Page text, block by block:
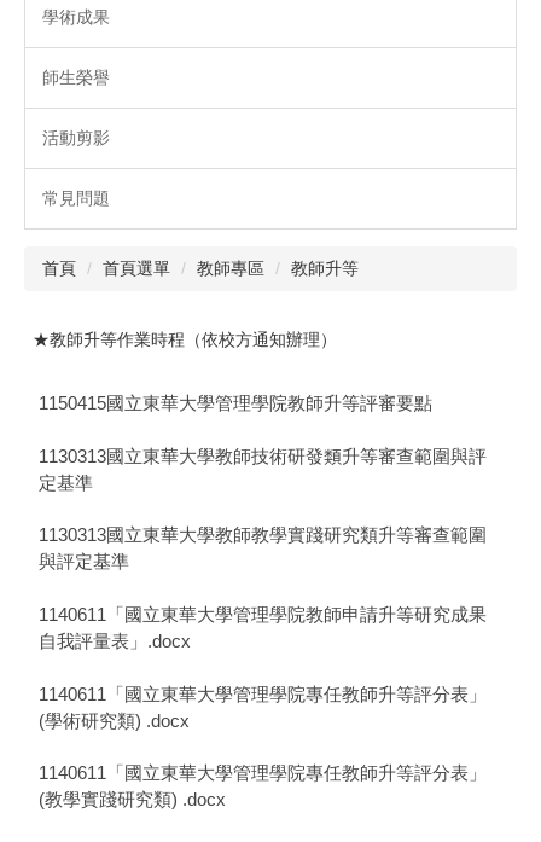
學術成果
師生榮譽
活動剪影
常見問題
首頁 首頁選單 教師專區 教師升等
★教師升等作業時程（依校方通知辦理）
1150415國立東華大學管理學院教師升等評審要點
1130313國立東華大學教師技術研發類升等審查範圍與評
定基準
1130313國立東華大學教師教學實踐研究類升等審查範圍
與評定基準
1140611「國立東華大學管理學院教師申請升等研究成果
自我評量表」.docx
1140611「國立東華大學管理學院專任教師升等評分表」
(學術研究類) .docx
1140611「國立東華大學管理學院專任教師升等評分表」
(教學實踐研究類) .docx